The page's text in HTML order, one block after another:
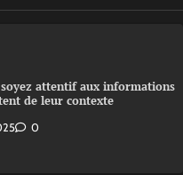
attentif aux informations
de leur contexte
0